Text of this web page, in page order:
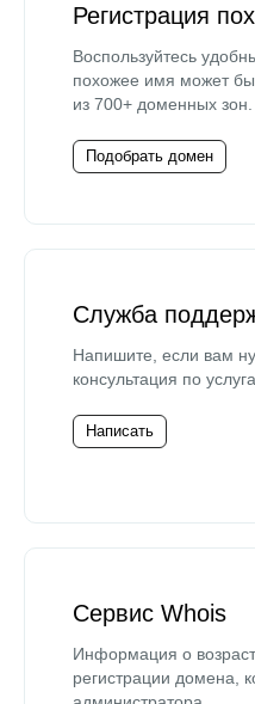
Регистрация
Воспользуйтесь
похожее имя может
из 700+ доменных зон.
Подобрать домен
Служба
Напишите, если вам
консультация по
Написать
Сервис Whois
Информация о
регистрации домена,